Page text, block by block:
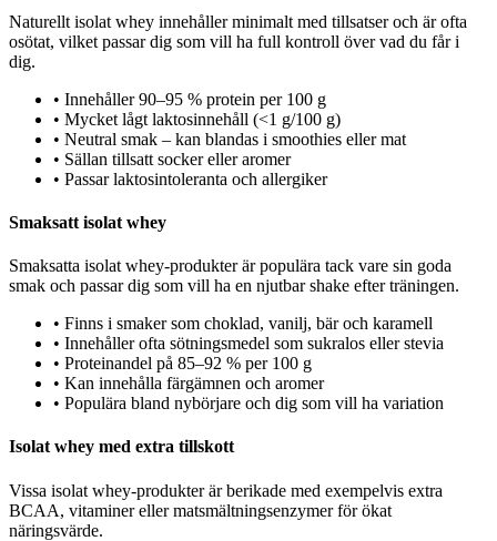
Naturellt isolat whey innehåller minimalt med tillsatser och är ofta
osötat, vilket passar dig som vill ha full kontroll över vad du får i
dig.
• Innehåller 90–95 % protein per 100 g
• Mycket lågt laktosinnehåll (<1 g/100 g)
• Neutral smak – kan blandas i smoothies eller mat
• Sällan tillsatt socker eller aromer
• Passar laktosintoleranta och allergiker
Smaksatt isolat whey
Smaksatta isolat whey-produkter är populära tack vare sin goda
smak och passar dig som vill ha en njutbar shake efter träningen.
• Finns i smaker som choklad, vanilj, bär och karamell
• Innehåller ofta sötningsmedel som sukralos eller stevia
• Proteinandel på 85–92 % per 100 g
• Kan innehålla färgämnen och aromer
• Populära bland nybörjare och dig som vill ha variation
Isolat whey med extra tillskott
Vissa isolat whey-produkter är berikade med exempelvis extra
BCAA, vitaminer eller matsmältningsenzymer för ökat
näringsvärde.